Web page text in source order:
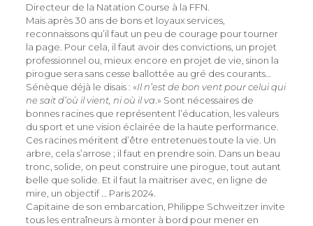
Directeur de la Natation Course à la FFN.
Mais après 30 ans de bons et loyaux services,
reconnaissons qu’il faut un peu de courage pour tourner
la page. Pour cela, il faut avoir des convictions, un projet
professionnel ou, mieux encore en projet de vie, sinon la
pirogue sera sans cesse ballottée au gré des courants…
Sénèque déjà le disais : «Il n’est de bon vent pour celui qui
ne sait d’où il vient, ni où il va .» Sont nécessaires de
bonnes racines que représentent l’éducation, les valeurs
du sport et une vision éclairée de la haute performance.
Ces racines méritent d’être entretenues toute la vie. Un
arbre, cela s’arrose ; il faut en prendre soin. Dans un beau
tronc, solide, on peut construire une pirogue, tout autant
belle que solide. Et il faut la maitriser avec, en ligne de
mire, un objectif … Paris 2024.
Capitaine de son embarcation, Philippe Schweitzer invite
tous les entraîneurs à monter à bord pour mener en